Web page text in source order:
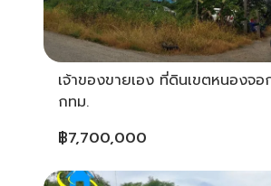
เจ้าของขายเอง ที่ดินเขตหนองจอ
กทม.
฿7,700,000